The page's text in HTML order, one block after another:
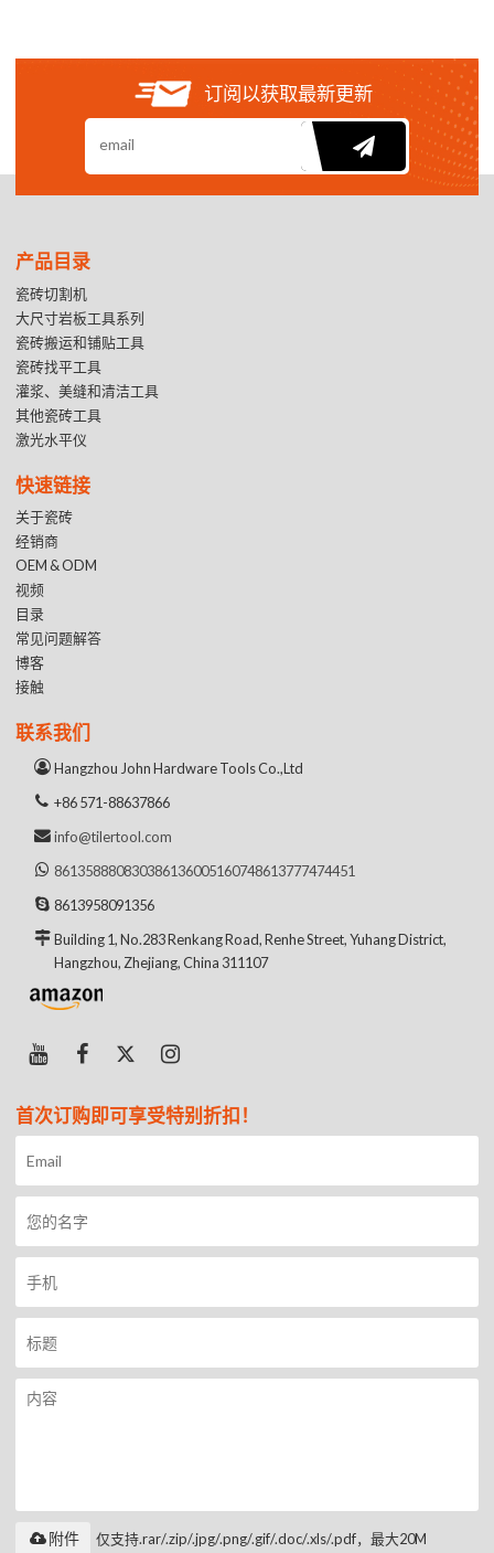
订阅以获取最新更新
产品目录
瓷砖切割机
大尺寸岩板工具系列
瓷砖搬运和铺贴工具
瓷砖找平工具
灌浆、美缝和清洁工具
其他瓷砖工具
激光水平仪
快速链接
关于瓷砖
经销商
OEM & ODM
视频
目录
常见问题解答
博客
接触
联系我们
Hangzhou John Hardware Tools Co.,Ltd
+86 571-88637866
info@tilertool.com
861358880830386136005160748613777474451
8613958091356
Building 1, No.283 Renkang Road, Renhe Street, Yuhang District,
Hangzhou, Zhejiang, China 311107
首次订购即可享受特别折扣！
仅支持.rar/.zip/.jpg/.png/.gif/.doc/.xls/.pdf，最大20M
附件